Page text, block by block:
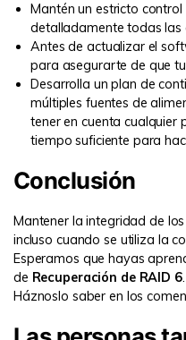
Mantén un estricto
detalladamente todas las
Antes de actualizar el
para asegurarte de que
Desarrolla un plan de
múltiples fuentes de
tener en cuenta cualquier
tiempo suficiente para
Conclusión
Mantener la integridad de
incluso cuando se utiliza la
Esperamos que hayas
de Recuperación de RAID 6
Háznoslo saber en los